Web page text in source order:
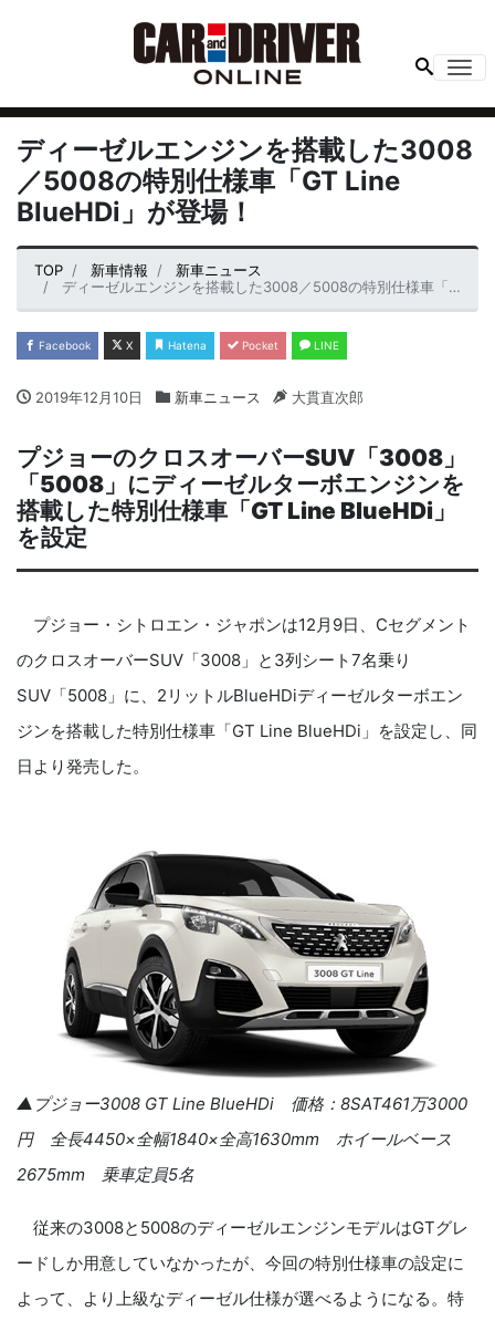
ディーゼルエンジンを搭載した3008
／5008の特別仕様車「GT Line
BlueHDi」が登場！
TOP 新車情報
新車ニュース
ディーゼルエンジンを搭載した3008／5008の特別仕様車「GT Line BlueHDi」が登場！
Facebook X Hatena Pocket LINE
2019年12月10日 新車ニュース 大貫直次郎
プジョーのクロスオーバーSUV 「3008 」
「5008 」にディーゼルターボエンジンを
搭載した特別仕様車「GT Line BlueHDi 」
を設定
プジョー・シトロエン・ジャポンは12月 9日、 Cセグメント
のクロスオーバーSUV 「3008 」と 3列シート7名乗り
SUV 「5008 」に、 2 リットルBlueHDiディーゼルターボエン
ジンを搭載した特別仕様車「GT Line BlueHDi 」を設定し、同
日より発売した。
▲プジョー3008 GT Line BlueHDi 価格： 8SAT461 万3000
円 全長4450×全幅1840×全高1630mm ホイールベース
2675mm 乗車定員5名
従来の3008と 5008のディーゼルエンジンモデルはGTグレ
ードしか用意していなかったが、今回の特別仕様車の設定に
よって、より上級なディーゼル仕様が選べるようになる。特